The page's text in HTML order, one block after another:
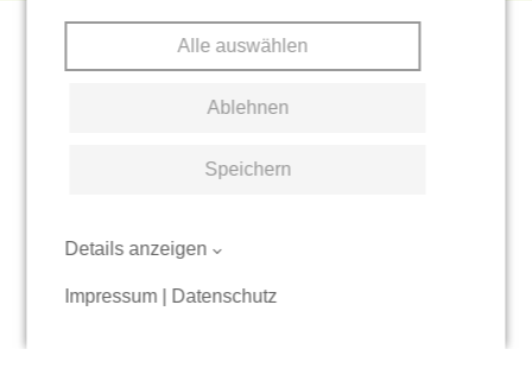
Alle auswählen
Ablehnen
Speichern
Details anzeigen
Impressum Datenschutz